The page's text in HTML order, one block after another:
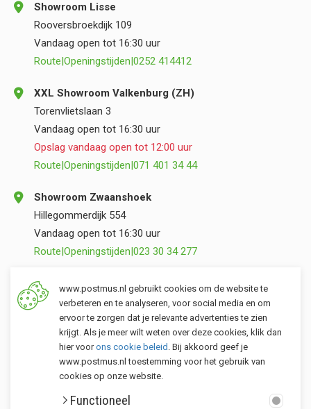
Klantenservice
Showroom Lisse
Rooversbroekdijk 109
Vandaag open tot 16:30 uur
Route Openingstijden 0252 414412
XXL Showroom Valkenburg (ZH)
Torenvlietslaan 3
Vandaag open tot 16:30 uur
Opslag vandaag open tot 12:00 uur
Route Openingstijden 071 401 34 44
Showroom Zwaanshoek
Hillegommerdijk 554
Vandaag open tot 16:30 uur
Route Openingstijden 023 30 34 277
Opslag Valkenburg (ZH)
Torenvlietslaan 3
Vandaag open tot 12:00 uur
Route|Openingstijden |071 401 34 44
www.postmus.nl gebruikt cookies om de website te
verbeteren en te analyseren, voor social media en om
ervoor te zorgen dat je relevante advertenties te zien
krijgt. Als je meer wilt weten over deze cookies, klik dan
hier voorons cookie beleid . Bij akkoord geef je
www.postmus.nl toestemming voor het gebruik van
cookies op onze website.
Functioneel